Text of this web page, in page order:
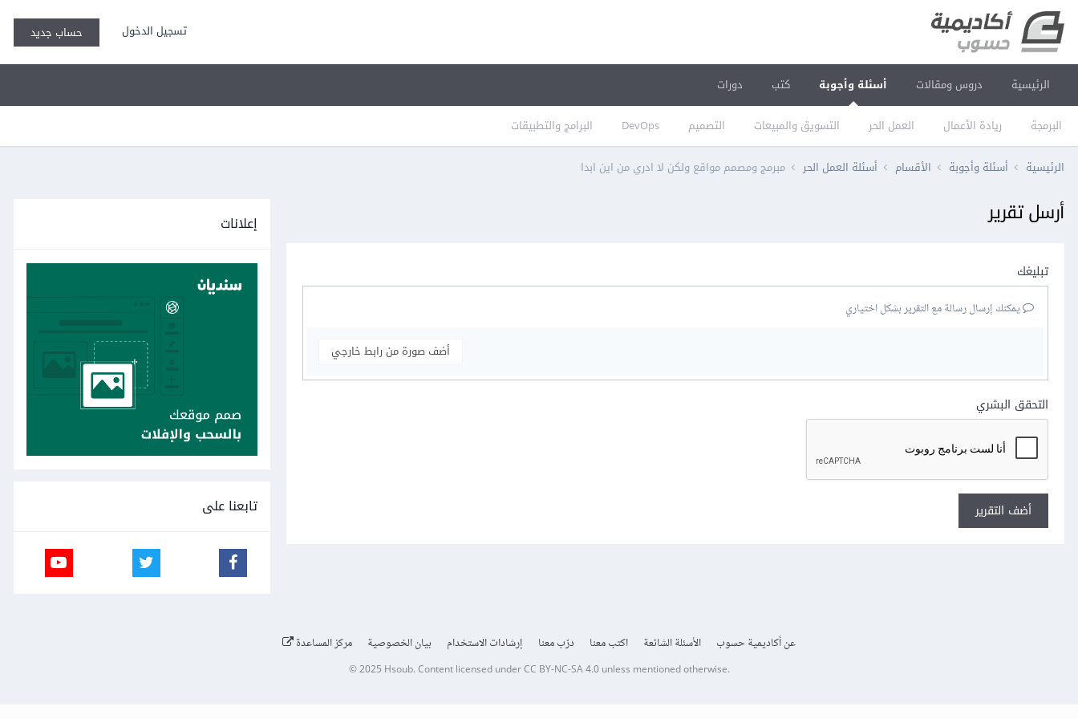
تسجيل الدخول حساب جديد
الرئيسية دروس ومقالات أسئلة وأجوبة
البرمجة ريادة الأعمال العمل الحر التسويق والمبيعات التصميم DevOps البرامج والتطبيقات
كتب دورات
الرئيسية أسئلة وأجوبة الأقسام أسئلة العمل الحر مبرمج ومصمم مواقع ولكن لا ادري من اين ابدا
أرسل تقرير
تبليغك
يمكنك إرسال رسالة مع التقرير بشكل اختياري
أضف صورة من رابط خارجي
التحقق البشري
أضف التقرير
إعلانات
تابعنا على
عن أكاديمية حسوب الأسئلة الشائعة اكتب معنا درّب معنا إرشادات الاستخدام بيان الخصوصية مركز المساعدة
© 2025 Hsoub.Content licensed underCC BY-NC-SA 4.0unless mentioned otherwise.